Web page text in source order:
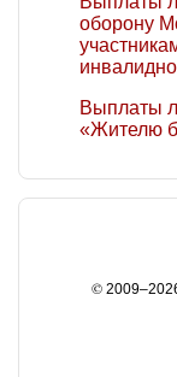
оборону
Выплаты
«Жителю
©